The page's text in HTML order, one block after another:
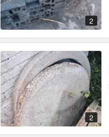
2
2